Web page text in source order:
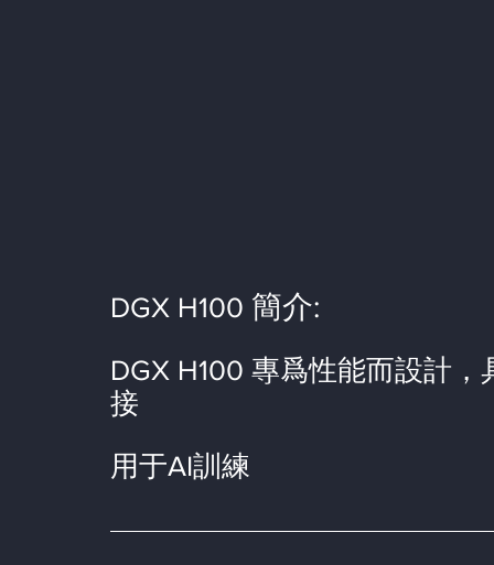
DGX H100 簡介:
DGX H100 專爲性能而設計
接
用于AI訓練